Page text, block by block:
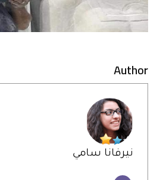
Author
نيرفانا سامي